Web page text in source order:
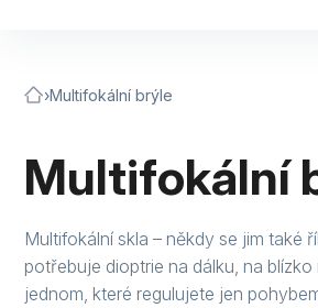
›Multifokální brýle
Multifokální
Multifokální skla – někdy se jim také
potřebuje dioptrie na dálku, na
jednom, které regulujete jen